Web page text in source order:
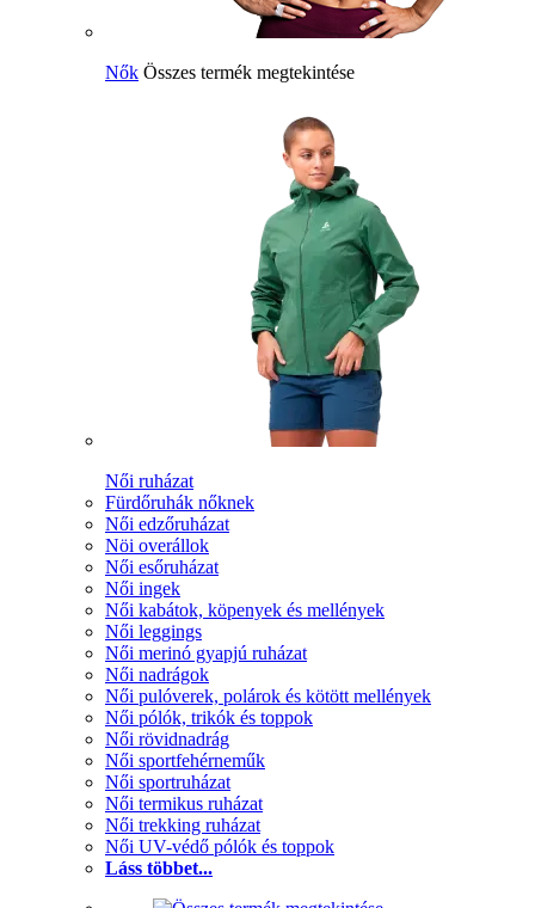
Nők Összes termék megtekintése
Női ruházat
Fürdőruhák nőknek
Női edzőruházat
Nöi overállok
Női esőruházat
Női ingek
Női kabátok, köpenyek és mellények
Női leggings
Női merinó gyapjú ruházat
Női nadrágok
Női pulóverek, polárok és kötött mellények
Női pólók, trikók és toppok
Női rövidnadrág
Női sportfehérneműk
Női sportruházat
Női termikus ruházat
Női trekking ruházat
Női UV-védő pólók és toppok
Láss többet...